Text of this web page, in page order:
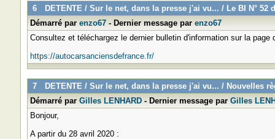
6 DETENTE /Sur le net, dans la presse j'ai vu... / Le BI N° 52
Démarré par enzo67- Dernier message par enzo67
Consultez et téléchargez le dernier bulletin d'information sur la page
https://autocarsanciensdefrance.fr/
7 DETENTE /Sur le net, dans la presse j'ai vu... / Nouvelles
Démarré par Gilles LENHARD- Dernier message par Gilles
Bonjour,
A partir du 28 avril 2020 :